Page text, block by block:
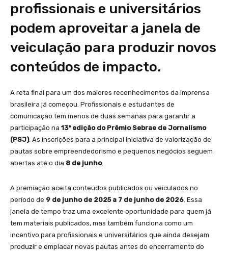
profissionais e universitários
podem aproveitar a janela de
veiculação para produzir novos
conteúdos de impacto.
A reta final para um dos maiores reconhecimentos da imprensa
brasileira já começou. Profissionais e estudantes de
comunicação têm menos de duas semanas para garantir a
participação na 13ª edição do Prêmio Sebrae de Jornalismo
(PSJ). As inscrições para a principal iniciativa de valorização de
pautas sobre empreendedorismo e pequenos negócios seguem
abertas até o dia 8 de junho.
A premiação aceita conteúdos publicados ou veiculados no
período de 9 de junho de 2025 a 7 de junho de 2026. Essa
janela de tempo traz uma excelente oportunidade para quem já
tem materiais publicados, mas também funciona como um
incentivo para profissionais e universitários que ainda desejam
produzir e emplacar novas pautas antes do encerramento do